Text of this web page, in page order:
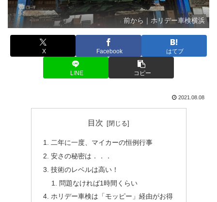
前から｜ホリデー車検横浜
X Facebook はてブ
LINE コピー
2021.08.08
目次
二年に一度、マイカーの恒例行事
安さの秘密は．．．
技術のレベルは高い！
問題なければ1時間くらい
ホリデー車検は「モッピー」経由がお得